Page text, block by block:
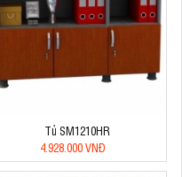
Tủ SM1210HR
4.928.000 VNĐ